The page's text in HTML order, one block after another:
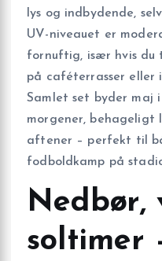
lys og indbydende,
UV-niveauet er
fornuftig, især hvis du
på caféterrasser eller
Samlet set byder maj
morgener, behageligt
aftener – perfekt til
fodboldkamp på
Nedbør,
soltimer